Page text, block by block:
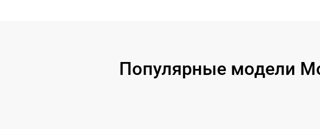
Популярные модели